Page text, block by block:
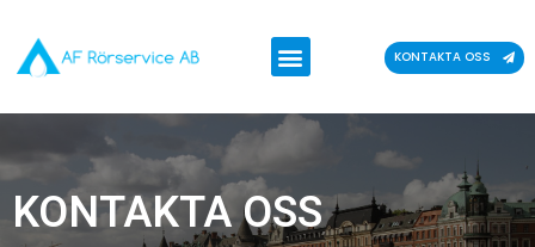
innehåll
Meny KONTAKTA OSS
KONTAKTA OSS